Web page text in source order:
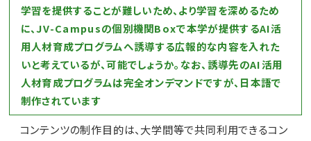
学習を提供することが難しいため、より学習を深めるため
に、JV-Campusの個別機関Boxで本学が提供するAI活
用人材育成プログラムへ誘導する広報的な内容を入れた
いと考えているが、可能でしょうか。なお、誘導先のAI活用
人材育成プログラムは完全オンデマンドですが、日本語で
制作されています
コンテンツの制作目的は、大学間等で共同利用できるコン